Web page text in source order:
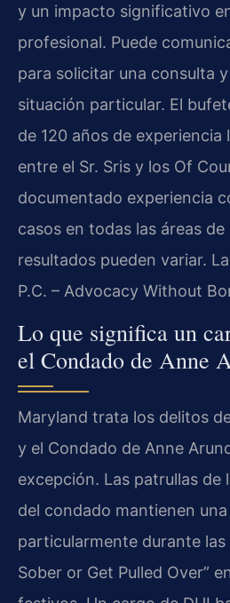
y un impacto significativo
profesional. Puede
para solicitar una consulta
situación particular. El
de 120 años de experiencia
entre el Sr. Sris y los Of
documentado experiencia
casos en todas las áreas
resultados pueden variar.
P.C. – Advocacy Without
Lo que significa un
el Condado de Anne
Maryland trata los delitos
y el Condado de Anne
excepción. Las patrullas de
del condado mantienen
particularmente durante las
Sober or Get Pulled Over”